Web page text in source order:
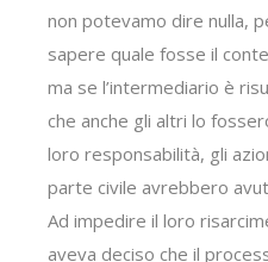
non potevamo dire nulla,
sapere quale fosse il
ma se l’intermediario è
che anche gli altri lo
loro responsabilità, gli
parte civile avrebbero
Ad impedire il loro
aveva deciso che il